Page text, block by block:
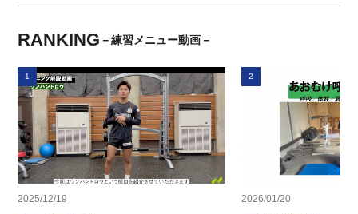
RANKING －練習メニュー動画－
1
2025/12/19
2
2026/01/20